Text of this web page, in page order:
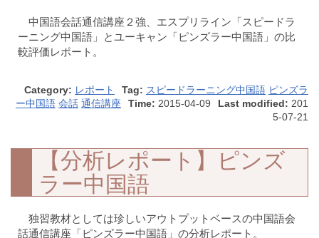
中国語会話通信講座２強、エスプリライン「スピードラ
ーニング中国語」とユーキャン「ピンズラー中国語」の比
較評価レポート。
Category: レポート Tag: スピードラーニング中国語 ピンズラ
ー中国語 会話 通信講座 Time: 2015-04-09 Last modified: 201
5-07-21
【分析レポート】ピンズ
ラー中国語
独習教材としては珍しいアウトプットベースの中国語会
話通信講座「ピンズラー中国語」の分析レポート。